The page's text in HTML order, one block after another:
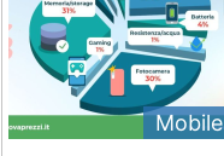
Mobile